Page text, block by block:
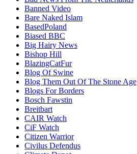
Banned Video
Bare Naked Islam
BasedPoland
Biased BBC
Big Hairy News
Bishop Hill
BlazingCatFur
Blog Of Swine
Blog Them Out Of The Stone Age
Blogs For Borders
Bosch Fawstin
Breitbart
CAIR Watch
CiF Watch
Citizen Warrior
Civilus Defendus